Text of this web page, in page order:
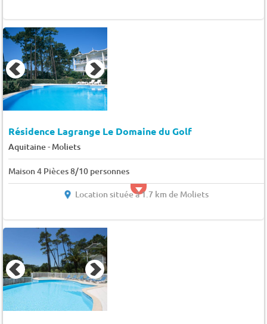
Résidence Lagrange Le Domaine du Golf
Aquitaine- Moliets
Maison 4 Pièces 8/10 personnes
Location située à 1.7 km de Moliets